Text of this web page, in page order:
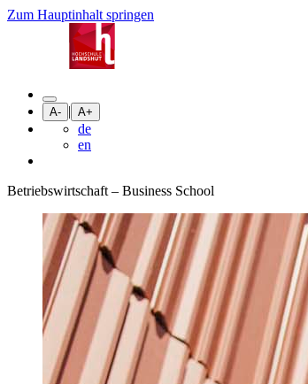
Zum Hauptinhalt springen
A- | A+
de
en
Betriebswirtschaft – Business School